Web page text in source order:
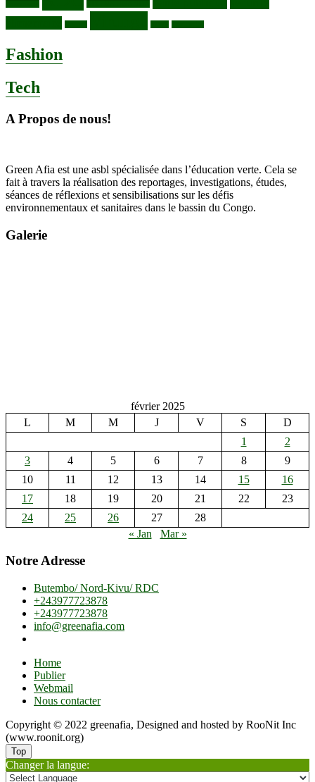
Fashion
Tech
A Propos de nous!
Green Afia est une asbl spécialisée dans l’éducation verte. Cela se
fait à travers la réalisation des reportages, investigations, études,
séances de réflexions et sensibilisations sur les défis
environnementaux et sanitaires dans le bassin du Congo.
Galerie
février 2025
L
M M J V S
D
1
2
3
4 5 6 7 8
9
10
11 12 13 14 15
16
17
18 19 20 21 22
23
24
25 26 27
28
« Jan
Mar »
Notre Adresse
Butembo/ Nord-Kivu/ RDC
+243977723878
+243977723878
info@greenafia.com
Home
Publier
Webmail
Nous contacter
Copyright © 2022 greenafia, Designed and hosted by RooNit Inc
(www.roonit.org)
Top
Changer la langue: